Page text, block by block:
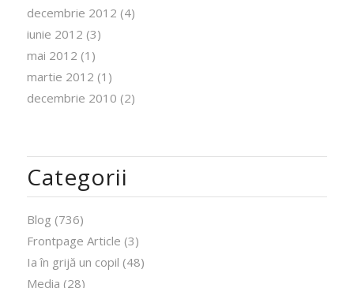
decembrie 2012 (4)
iunie 2012 (3)
mai 2012 (1)
martie 2012 (1)
decembrie 2010 (2)
Categorii
Blog (736)
Frontpage Article (3)
Ia în grijă un copil (48)
Media (28)